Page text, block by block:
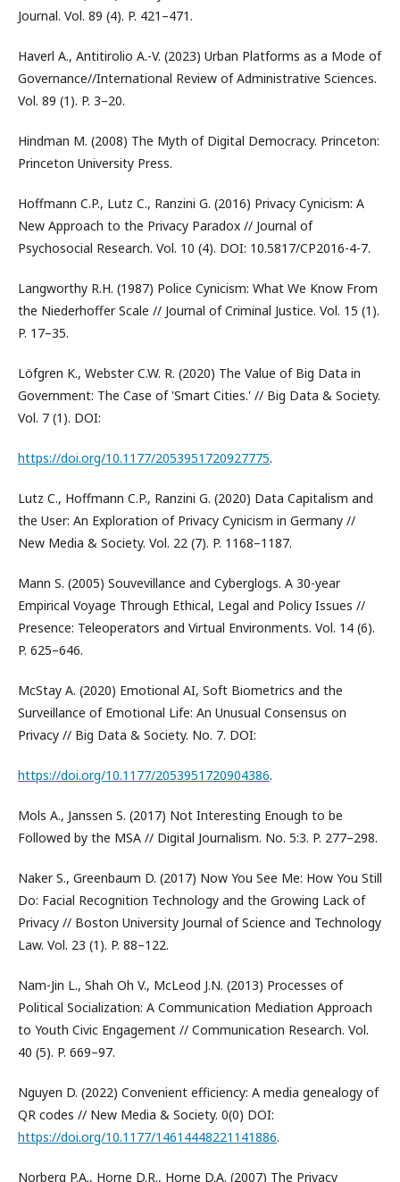
Journal. Vol. 89 (4). P. 421–471.
Haverl A., Antitirolio A.-V. (2023) Urban Platforms as a Mode of
Governance//International Review of Administrative Sciences.
Vol. 89 (1). P. 3–20.
Hindman M. (2008) The Myth of Digital Democracy. Princeton:
Princeton University Press.
Hoffmann C.P., Lutz C., Ranzini G. (2016) Privacy Cynicism: A
New Approach to the Privacy Paradox // Journal of
Psychosocial Research. Vol. 10 (4). DOI: 10.5817/CP2016-4-7.
Langworthy R.H. (1987) Police Cynicism: What We Know From
the Niederhoffer Scale // Journal of Criminal Justice. Vol. 15 (1).
P. 17–35.
Löfgren K., Webster C.W. R. (2020) The Value of Big Data in
Government: The Case of 'Smart Cities.' // Big Data & Society.
Vol. 7 (1). DOI:
https://doi.org/10.1177/2053951720927775.
Lutz C., Hoffmann C.P., Ranzini G. (2020) Data Capitalism and
the User: An Exploration of Privacy Cynicism in Germany //
New Media & Society. Vol. 22 (7). P. 1168–1187.
Mann S. (2005) Souvevillance and Cyberglogs. A 30-year
Empirical Voyage Through Ethical, Legal and Policy Issues //
Presence: Teleoperators and Virtual Environments. Vol. 14 (6).
P. 625–646.
McStay A. (2020) Emotional AI, Soft Biometrics and the
Surveillance of Emotional Life: An Unusual Consensus on
Privacy // Big Data & Society. No. 7. DOI:
https://doi.org/10.1177/2053951720904386.
Mols A., Janssen S. (2017) Not Interesting Enough to be
Followed by the MSA // Digital Journalism. No. 5:3. P. 277–298.
Naker S., Greenbaum D. (2017) Now You See Me: How You Still
Do: Facial Recognition Technology and the Growing Lack of
Privacy // Boston University Journal of Science and Technology
Law. Vol. 23 (1). P. 88–122.
Nam-Jin L., Shah Oh V., McLeod J.N. (2013) Processes of
Political Socialization: A Communication Mediation Approach
to Youth Civic Engagement // Communication Research. Vol.
40 (5). P. 669–97.
Nguyen D. (2022) Convenient efficiency: A media genealogy of
QR codes // New Media & Society. 0(0) DOI:
https://doi.org/10.1177/14614448221141886.
Norberg P.A., Horne D.R., Horne D.A. (2007) The Privacy